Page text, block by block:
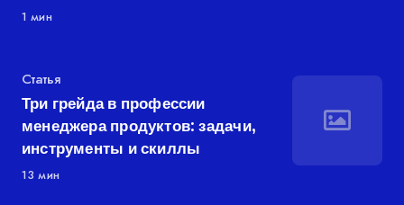
1 мин
Категория
Статья
Три грейда в профессии
менеджера продуктов: задачи,
инструменты и скиллы
13 мин